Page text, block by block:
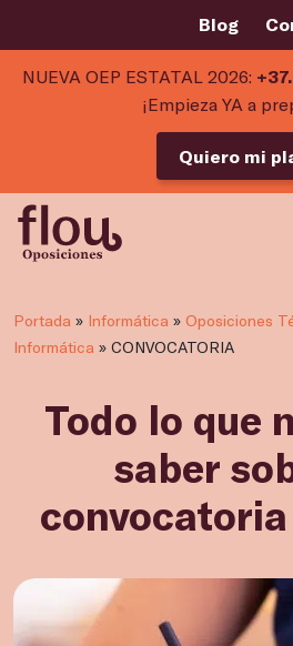
Blog
NUEVA OEP ESTATAL 2026:
¡Empieza YA a
Quiero mi
Portada » Informática » Oposiciones
Informática » CONVOCATORIA
Todo lo que
saber